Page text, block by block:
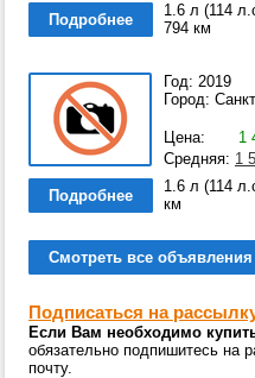
Подробнее
1.6 л (114
794 км
Год: 2019
Город:
Цена: 1
Средняя: 1
Подробнее
1.6 л (114
км
Смотреть все объявления
Подписаться на
Если Вам необходимо
обязательно подпишитесь на
почту.